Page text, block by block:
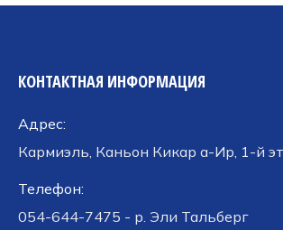
КОНТАКТНАЯ ИНФОРМАЦИЯ
Адрес:
Кармиэль, Каньон Кикар а-Ир, 1-й
Телефон:
054-644-7475 - р. Эли Тальберг